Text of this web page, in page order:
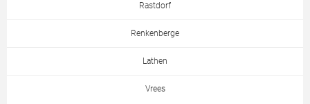
Rastdorf
Renkenberge
Lathen
Vrees